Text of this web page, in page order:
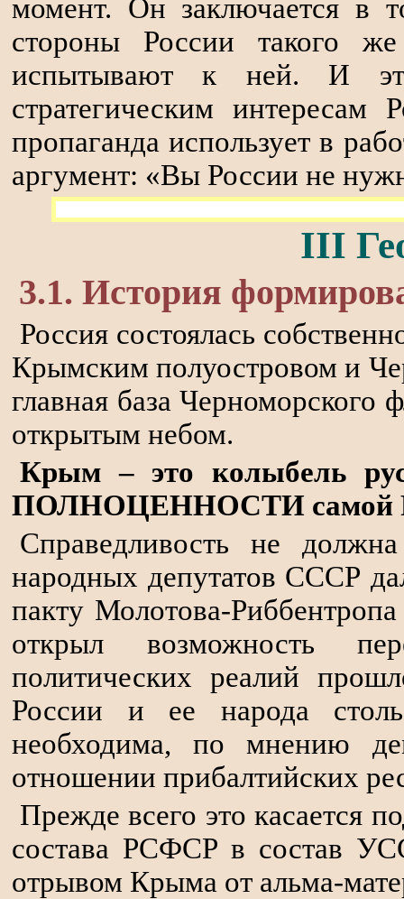
момент. Он заключается в
стороны России такого
испытывают к ней. И
стратегическим интересам
пропаганда использует в
аргумент: «Вы России не
III
3.1. История
Россия состоялась
Крымским полуостровом и
главная база Черноморского
открытым небом.
Крым – это колыбель
ПОЛНОЦЕННОСТИ самой
Справедливость не
народных депутатов СССР
пакту Молотова-
открыл возможность
политических реалий
России и ее народа
необходима, по мнению
отношении прибалтийских
Прежде всего это касается
состава РСФСР в состав
отрывом Крыма от альма-